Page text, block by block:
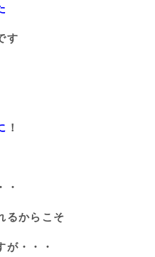
す
！
・
るからこそ
が・・・